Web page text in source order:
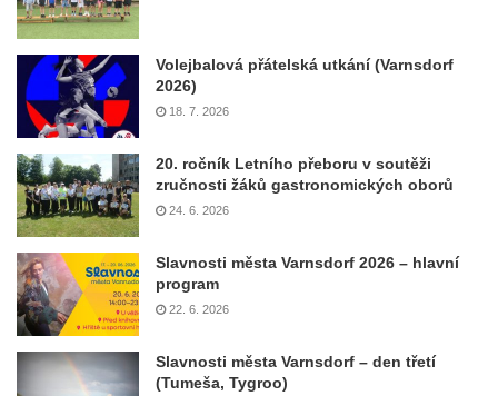
Volejbalová přátelská utkání (Varnsdorf
2026)
18. 7. 2026
20. ročník Letního přeboru v soutěži
zručnosti žáků gastronomických oborů
24. 6. 2026
Slavnosti města Varnsdorf 2026 – hlavní
program
22. 6. 2026
Slavnosti města Varnsdorf – den třetí
(Tumeša, Tygroo)